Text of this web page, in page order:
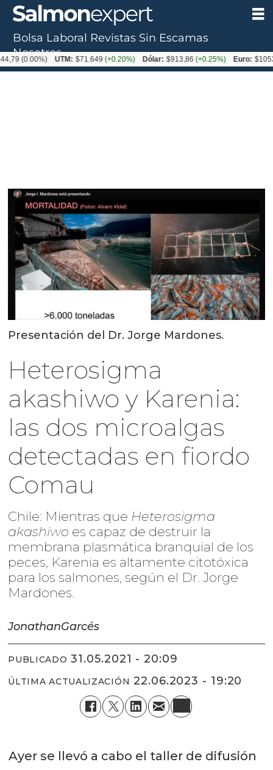
Presentación del Dr. Jorge Mardones.
Heterosigma
akashiwo y Karenia:
las dos microalgas
detectadas en fiordo
Comau
Chile: Mientras que Heterosigma
akashiwo es capaz de destruir la
membrana plasmática branquial de los
peces, Karenia es altamente citotóxica
para los salmones, según el Dr. Jorge
Mardones.
JonathanGarcés
PUBLICADO 31.05.2021 - 20:09
ÚLTIMA ACTUALIZACIÓN 22.06.2023 - 19:20
Ayer se llevó a cabo el taller de difusión
Bolsa Laboral Revistas Sin Escamas
Nosotros
UTM: $71.649(+0.20%) Dólar: $913,86(+0.25%) Euro: $1053,08 (-